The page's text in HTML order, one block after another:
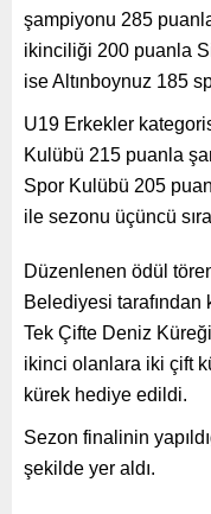
şampiyonu 285
ikinciliği 200 puanla
ise Altınboynuz 185
U19 Erkekler
Kulübü 215 puanla
Spor Kulübü 205
ile sezonu üçüncü
Düzenlenen ödül
Belediyesi
Tek Çifte Deniz
ikinci olanlara iki çift
kürek hediye edildi.
Sezon finalinin
şekilde yer aldı.